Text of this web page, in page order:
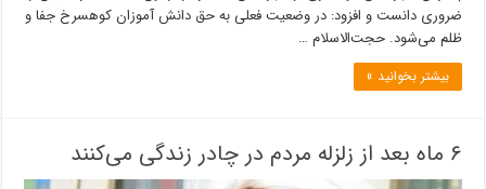
ضروری دانست و افزود: در وضعیت فعلی به حق دانش آموزان کوهسرخ جفا و
ظلم می‌شود. حجت‌الاسلام …
بیشتر بخوانید »
۶ ماه بعد از زلزله مردم در چادر زندگی می‌کنند